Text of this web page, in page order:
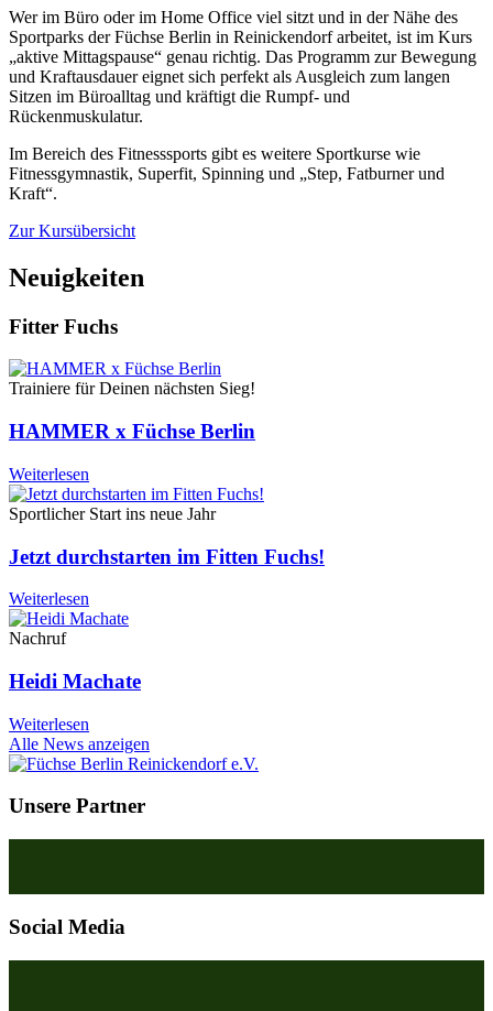
Wer im Büro oder im Home Office viel sitzt und in der Nähe des
Sportparks der Füchse Berlin in Reinickendorf arbeitet, ist im Kurs
„aktive Mittagspause“ genau richtig. Das Programm zur Bewegung
und Kraftausdauer eignet sich perfekt als Ausgleich zum langen
Sitzen im Büroalltag und kräftigt die Rumpf- und
Rückenmuskulatur.
Im Bereich des Fitnesssports gibt es weitere Sportkurse wie
Fitnessgymnastik, Superfit, Spinning und „Step, Fatburner und
Kraft“.
Zur Kursübersicht
Neuigkeiten
Fitter Fuchs
Trainiere für Deinen nächsten Sieg!
HAMMER x Füchse Berlin
Weiterlesen
Sportlicher Start ins neue Jahr
Jetzt durchstarten im Fitten Fuchs!
Weiterlesen
Nachruf
Heidi Machate
Weiterlesen
Alle News anzeigen
Unsere Partner
Social Media